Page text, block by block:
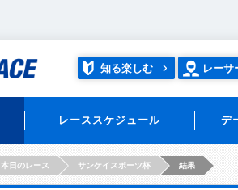
知る楽しむ レーサ
レーススケジュール デ
本日のレース サンケイスポーツ杯 結果